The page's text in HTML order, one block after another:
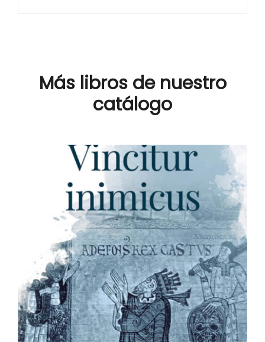
Más libros de nuestro
catálogo